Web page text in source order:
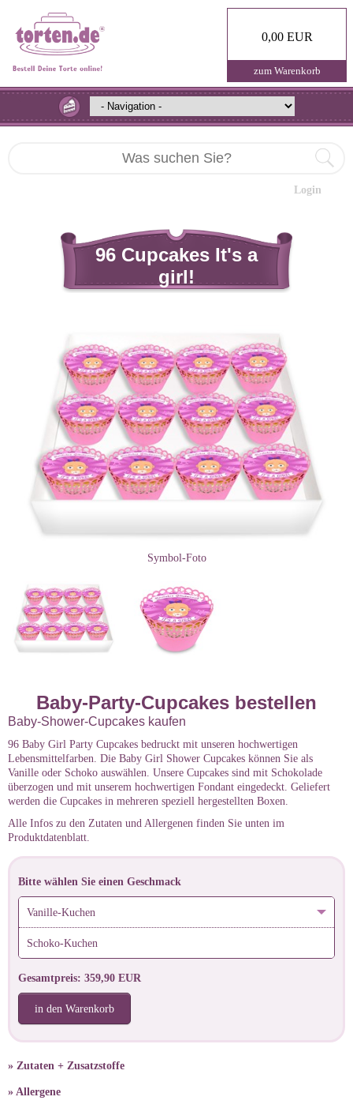
0,00 EUR
zum Warenkorb
Login
96 Cupcakes It's a
girl!
Symbol-Foto
Baby-Party-Cupcakes bestellen
Baby-Shower-Cupcakes kaufen
96 Baby Girl Party Cupcakes bedruckt mit unseren hochwertigen
Lebensmittelfarben. Die Baby Girl Shower Cupcakes können Sie als
Vanille oder Schoko auswählen. Unsere Cupcakes sind mit Schokolade
überzogen und mit unserem hochwertigen Fondant eingedeckt. Geliefert
werden die Cupcakes in mehreren speziell hergestellten Boxen.
Alle Infos zu den Zutaten und Allergenen finden Sie unten im
Produktdatenblatt.
Bitte wählen Sie einen Geschmack
Vanille-Kuchen
Schoko-Kuchen
Gesamtpreis: 359,90 EUR
in den Warenkorb
» Zutaten + Zusatzstoffe
» Allergene